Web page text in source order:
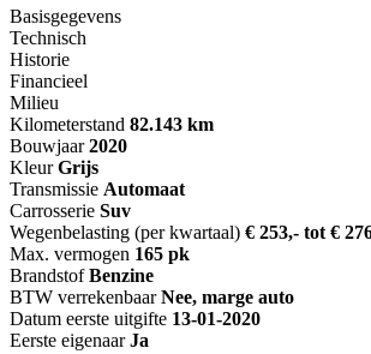
Basisgegevens
Technisch
Historie
Financieel
Milieu
Kilometerstand 82.143 km
Bouwjaar 2020
Kleur Grijs
Transmissie Automaat
Carrosserie Suv
Wegenbelasting (per kwartaal) € 253,- tot €
Max. vermogen 165 pk
Brandstof Benzine
BTW verrekenbaar Nee, marge auto
Datum eerste uitgifte 13-01-2020
Eerste eigenaar Ja